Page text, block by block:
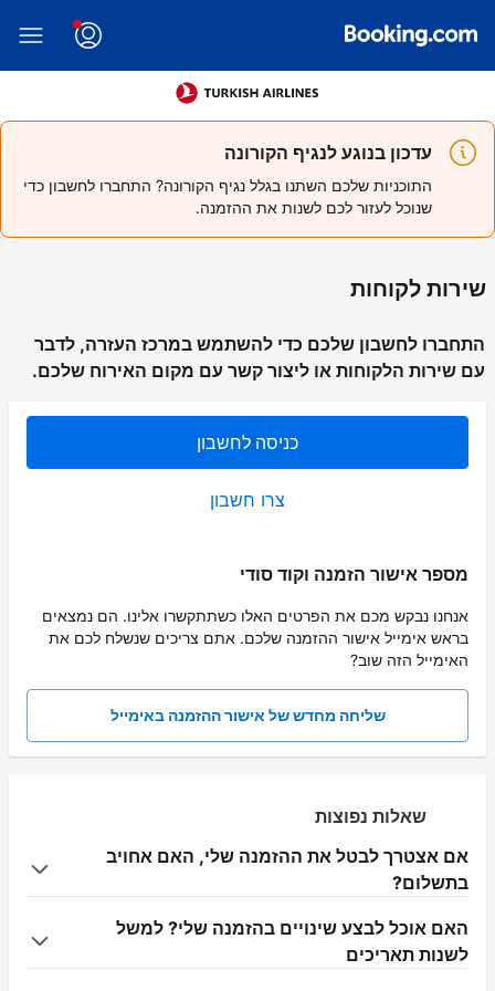
עדכון בנוגע לנגיף הקורונה
התוכניות שלכם השתנו בגלל נגיף הקורונה? התחברו לחשבון כדי
שנוכל לעזור לכם לשנות את ההזמנה.
שירות לקוחות
התחברו לחשבון שלכם כדי להשתמש במרכז העזרה, לדבר
עם שירות הלקוחות או ליצור קשר עם מקום האירוח שלכם.
כניסה לחשבון
צרו חשבון
מספר אישור הזמנה וקוד סודי
אנחנו נבקש מכם את הפרטים האלו כשתתקשרו אלינו. הם נמצאים
בראש אימייל אישור ההזמנה שלכם. אתם צריכים שנשלח לכם את
האימייל הזה שוב?
שליחה מחדש של אישור ההזמנה באימייל
שאלות נפוצות
אם אצטרך לבטל את ההזמנה שלי, האם אחויב
בתשלום?
האם אוכל לבצע שינויים בהזמנה שלי? למשל
לשנות תאריכים